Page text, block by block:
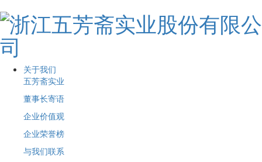
关于我们
五芳斋实业
董事长寄语
企业价值观
企业荣誉榜
与我们联系